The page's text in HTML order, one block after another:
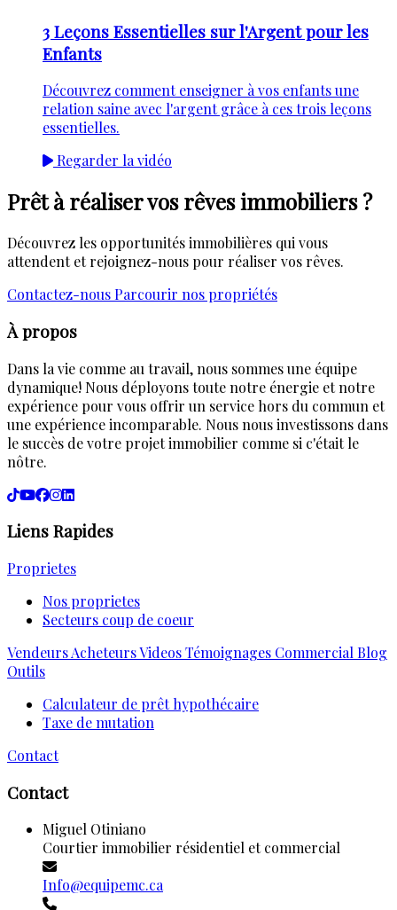
3 Leçons Essentielles sur l'Argent pour les
Enfants
Découvrez comment enseigner à vos enfants une
relation saine avec l'argent grâce à ces trois leçons
essentielles.
Regarder la vidéo
Prêt à réaliser vos rêves immobiliers ?
Découvrez les opportunités immobilières qui vous
attendent et rejoignez-nous pour réaliser vos rêves.
Contactez-nous Parcourir nos propriétés
À propos
Dans la vie comme au travail, nous sommes une équipe
dynamique! Nous déployons toute notre énergie et notre
expérience pour vous offrir un service hors du commun et
une expérience incomparable. Nous nous investissons dans
le succès de votre projet immobilier comme si c'était le
nôtre.
Liens Rapides
Proprietes
Nos proprietes
Secteurs coup de coeur
VendeursAcheteursVideosTémoignages Commercial Blog
Outils
Calculateur de prêt hypothécaire
Taxe de mutation
Contact
Contact
Miguel Otiniano
Courtier immobilier résidentiel et commercial
Info@equipemc.ca